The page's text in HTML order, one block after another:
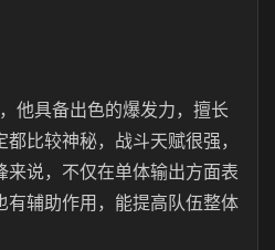
他具备出色的爆发力，擅长
比较神秘，战斗天赋很强，
来说，不仅在单体输出方面表
有辅助作用，能提高队伍整体